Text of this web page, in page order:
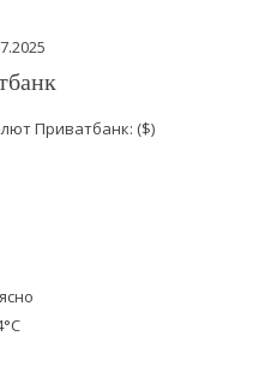
Приватбанк: ($)